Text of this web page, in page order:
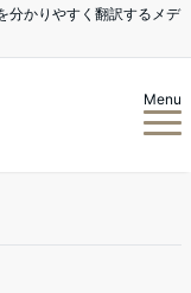
分かりやすく翻訳するメデ
Menu